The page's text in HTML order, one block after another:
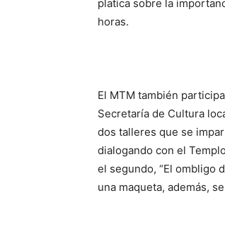
platica sobre la
horas.
El MTM también
Secretaría de Cultura
dos talleres que se
dialogando con el
el segundo, “El ombligo
una maqueta, además,